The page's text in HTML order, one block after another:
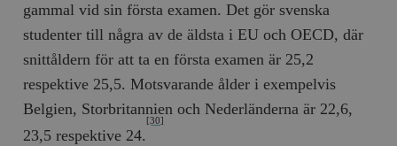
gammal vid sin första examen. Det gör svenska
studenter till några av de äldsta i EU och OECD, där
snittåldern för att ta en första examen är 25,2
respektive 25,5. Motsvarande ålder i exempelvis
Belgien, Storbritannien och Nederländerna är 22,6,
23,5 respektive 24.
[30]